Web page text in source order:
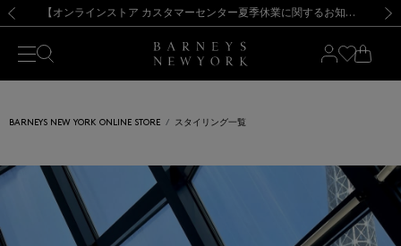
新規登録のお客様も対象！＜MY BARNEYS＞会員のお客様は11,000円（税込）以上のお買上げで常時送料無料！お買い物の際は会員登録を！
【夏季休業に伴う出荷一時停止のお知らせ】(2026.8.7) 【オンラインストア カスタマーセンター夏季休業に関するお知らせ】（2026.8.7）
【夏季休業に伴う返品・交換承り一時停止のお知らせ】（2026.8.5）
熊本県を中心とした地震の影響によるお荷物のお届けについて
【開催中】SUMMER SALEのご案内・ご注意事項 新規登録のお客様も対象！＜MY BARNEYS＞会員のお客様は11,000円（税込）以上のお買上げで常時送料無料！お買い物の際は会員登録を！
【夏季休業に伴う出荷一時停止のお知らせ】(2026.8.7)
BARNEYS NEW YORK ONLINE STORE スタイリング一覧